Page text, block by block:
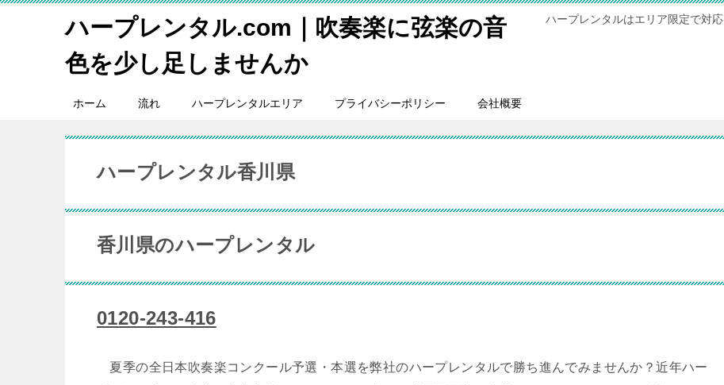
ハープレンタル.com｜吹奏楽に弦楽の音
色を少し足しませんか
ハープレンタルはエリア限定で対
ホーム 流れ ハープレンタルエリア プライバシーポリシー 会社概要
ハープレンタル香川県
香川県のハープレンタル
0120-243-416
夏季の全日本吹奏楽コンクール予選・本選を弊社のハープレンタルで勝ち進んでみませんか？近年ハー